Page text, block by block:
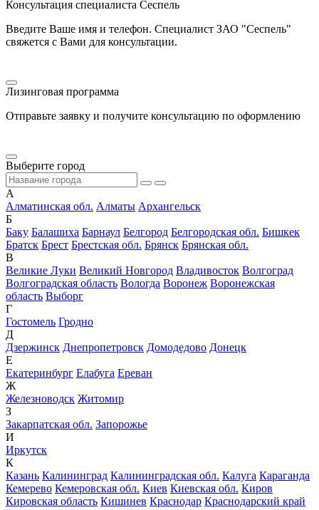
Консультация специалиста Сеспель
Введите Ваше имя и телефон. Специалист ЗАО "Сеспель"
свяжется с Вами для консультации.
Лизинговая программа
Отправьте заявку и получите консультацию по оформлению
Выберите город
А
Алматинская обл. Алматы Архангельск
Б
Баку Балашиха Барнаул Белгород Белгородская обл. Бишкек
Братск Брест Брестская обл. Брянск Брянская обл.
В
Великие Луки Великий Новгород Владивосток Волгоград
Волгоградская область Вологда Воронеж Воронежская
область Выборг
Г
Гостомель Гродно
Д
Дзержинск Днепропетровск Домодедово Донецк
Е
Екатеринбург Елабуга Ереван
Ж
Железноводск Житомир
З
Закарпатская обл. Запорожье
И
Иркутск
К
Казань Калининград Калининградская обл. Калуга Караганда
Кемерево Кемеровская обл. Киев Киевская обл. Киров
Кировская область Кишинев Краснодар Краснодарский край